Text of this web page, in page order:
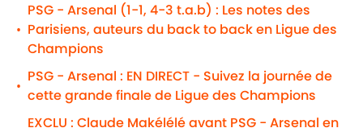
•
PSG - Arsenal (1-1, 4-3 t.a.b) : Les notes des
Parisiens, auteurs du back to back en Ligue des
Champions
•
PSG - Arsenal : EN DIRECT - Suivez la journée de
cette grande finale de Ligue des Champions
EXCLU : Claude Makélélé avant PSG - Arsenal en